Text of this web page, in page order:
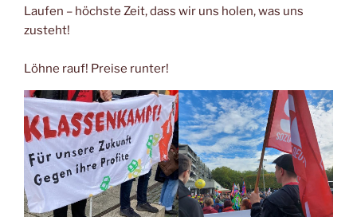
Laufen – höchste Zeit, dass wir uns holen, was uns
zusteht!
Löhne rauf! Preise runter!